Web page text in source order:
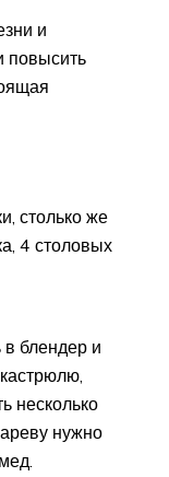
и
повысить
столько же
4 столовых
в блендер и
несколько
нужно